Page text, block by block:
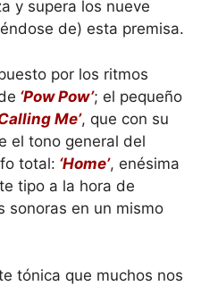
y supera los nueve
de) esta premisa.
por los ritmos
‘Pow Pow’; el pequeño
Me’, que con su
el tono general del
total: ‘Home’, enésima
tipo a la hora de
sonoras en un mismo
tónica que muchos nos